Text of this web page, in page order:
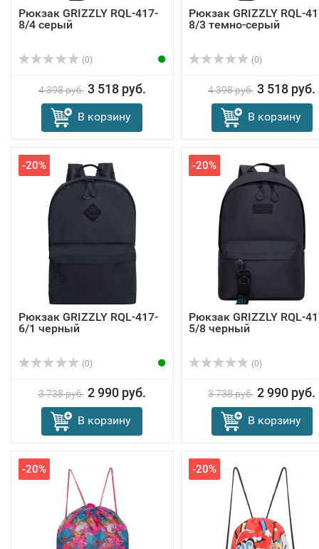
Рюкзак GRIZZLY RQL-417-
8/4 серый
(0)
4 398 руб. 3 518 руб.
В корзину
Рюкзак GRIZZLY RQL-
8/3 темно-серый
(0)
4 398 руб. 3 518 руб.
В корзину
-20%
Рюкзак GRIZZLY RQL-417-
6/1 черный
(0)
3 738 руб. 2 990 руб.
В корзину
-20%
Рюкзак GRIZZLY RQL-
5/8 черный
(0)
3 738 руб. 2 990 руб.
В корзину
-20% -20%